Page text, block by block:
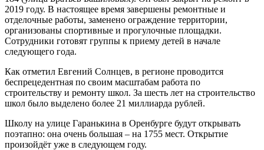
2019 году. В настоящее время завершены ремонтные и
отделочные работы, заменено ограждение территории,
организованы спортивные и прогулочные площадки.
Сотрудники готовят группы к приему детей в начале
следующего года.
Как отметил Евгений Солнцев, в регионе проводится
беспрецедентная по своим масштабам работа по
строительству и ремонту школ. За шесть лет на строительство
школ было выделено более 21 миллиарда рублей.
Школу на улице Гаранькина в Оренбурге будут открывать
поэтапно: она очень большая – на 1755 мест. Открытие
произойдёт уже в следующем году.